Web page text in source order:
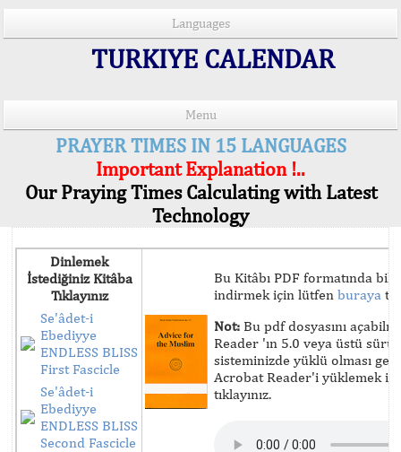
Languages
TURKIYE CALENDAR
Menu
PRAYER TIMES IN 15 LANGUAGES
Important Explanation !..
Our Praying Times Calculating with Latest
Technology
Dinlemek
İstediğiniz Kitâba
Tıklayınız
Se'âdet-i
Ebediyye
ENDLESS BLISS
First Fascicle
Se'âdet-i
Ebediyye
ENDLESS BLISS
Second Fascicle
Bu Kitâbı PDF formatında
indirmek için lütfen buraya
Not: Bu pdf dosyasını
Reader 'ın 5.0 veya üstü
sisteminizde yüklü olması
Acrobat Reader'i yüklemek
tıklayınız.